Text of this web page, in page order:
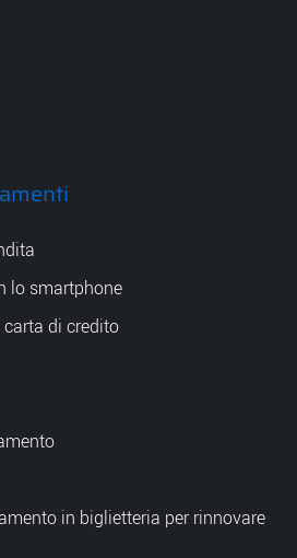
lo smartphone
di credito
in biglietteria per rinnovare